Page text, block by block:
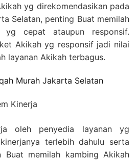
yg direkomendasikan pada
Selatan, penting Buat memilah
cepat ataupun responsif.
Akikah yg responsif jadi nilai
layanan Akikah terbagus.
Murah Jakarta Selatan
Kinerja
oleh penyedia layanan yg
terlebih dahulu serta
Buat memilah kambing Akikah